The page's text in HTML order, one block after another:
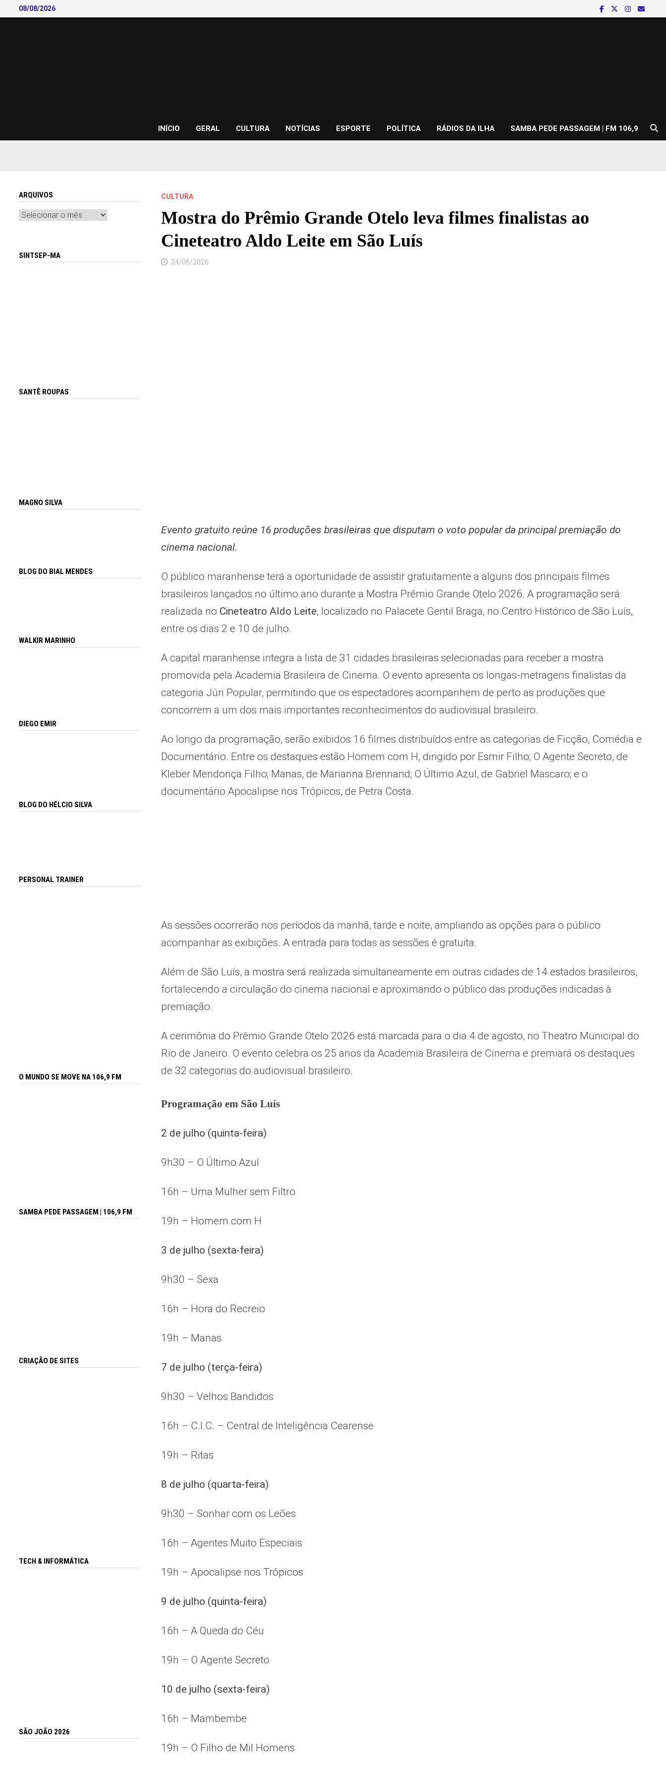
to
08/08/2026
INÍCIO GERAL CULTURA NOTÍCIAS ESPORTE POLÍTICA RÁDIOS DA ILHA SAMBA PEDE PASSAGEM | FM 106,9
CULTURA
Mostra do Prêmio Grande Otelo leva filmes finalistas ao
Cineteatro Aldo Leite em São Luís
24/06/2026
Evento gratuito reúne 16 produções brasileiras que disputam o voto popular da principal premiação do
cinema nacional.
O público maranhense terá a oportunidade de assistir gratuitamente a alguns dos principais filmes
brasileiros lançados no último ano durante a Mostra Prêmio Grande Otelo 2026. A programação será
realizada no Cineteatro Aldo Leite, localizado no Palacete Gentil Braga, no Centro Histórico de São Luís,
entre os dias 2 e 10 de julho.
A capital maranhense integra a lista de 31 cidades brasileiras selecionadas para receber a mostra
promovida pela Academia Brasileira de Cinema. O evento apresenta os longas-metragens finalistas da
categoria Júri Popular, permitindo que os espectadores acompanhem de perto as produções que
concorrem a um dos mais importantes reconhecimentos do audiovisual brasileiro.
Ao longo da programação, serão exibidos 16 filmes distribuídos entre as categorias de Ficção, Comédia e
Documentário. Entre os destaques estão Homem com H, dirigido por Esmir Filho; O Agente Secreto, de
Kleber Mendonça Filho; Manas, de Marianna Brennand; O Último Azul, de Gabriel Mascaro; e o
documentário Apocalipse nos Trópicos, de Petra Costa.
As sessões ocorrerão nos períodos da manhã, tarde e noite, ampliando as opções para o público
acompanhar as exibições. A entrada para todas as sessões é gratuita.
Além de São Luís, a mostra será realizada simultaneamente em outras cidades de 14 estados brasileiros,
fortalecendo a circulação do cinema nacional e aproximando o público das produções indicadas à
premiação.
A cerimônia do Prêmio Grande Otelo 2026 está marcada para o dia 4 de agosto, no Theatro Municipal do
Rio de Janeiro. O evento celebra os 25 anos da Academia Brasileira de Cinema e premiará os destaques
de 32 categorias do audiovisual brasileiro.
Programação em São Luís
2 de julho (quinta-feira)
9h30 – O Último Azul
16h – Uma Mulher sem Filtro
19h – Homem com H
3 de julho (sexta-feira)
9h30 – Sexa
16h – Hora do Recreio
19h – Manas
7 de julho (terça-feira)
9h30 – Velhos Bandidos
16h – C.I.C. – Central de Inteligência Cearense
19h – Ritas
8 de julho (quarta-feira)
9h30 – Sonhar com os Leões
16h – Agentes Muito Especiais
19h – Apocalipse nos Trópicos
9 de julho (quinta-feira)
16h – A Queda do Céu
19h – O Agente Secreto
10 de julho (sexta-feira)
16h – Mambembe
19h – O Filho de Mil Homens
ARQUIVOS
Arquivos
SINTSEP-MA
SANTÊ ROUPAS
MAGNO SILVA
BLOG DO BIAL MENDES
WALKIR MARINHO
DIEGO EMIR
BLOG DO HÉLCIO SILVA
PERSONAL TRAINER
O MUNDO SE MOVE NA 106,9 FM
SAMBA PEDE PASSAGEM | 106,9 FM
CRIAÇÃO DE SITES
TECH & INFORMÁTICA
SÃO JOÃO 2026